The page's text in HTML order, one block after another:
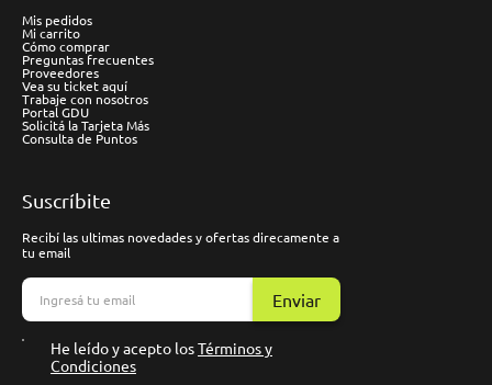
Mis pedidos
Mi carrito
Cómo comprar
Preguntas frecuentes
Proveedores
Vea su ticket aquí
Trabaje con nosotros
Portal GDU
Solicitá la Tarjeta Más
Consulta de Puntos
Suscríbite
Recibí las ultimas novedades y ofertas direcamente a
tu email
Enviar
He leído y acepto losTérminos y
Condiciones